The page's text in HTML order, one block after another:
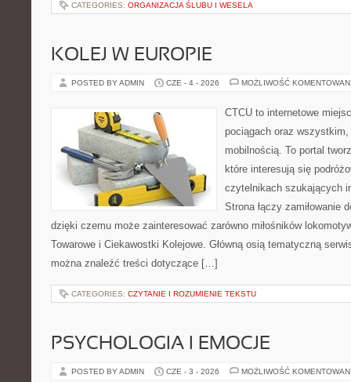
CATEGORIES: ORGANIZACJA ŚLUBU I WESELA
KOLEJ W EUROPIE
POSTED BY ADMIN CZE - 4 - 2026 MOŻLIWOŚĆ
CTCU to internetowe
pociągach oraz
mobilnością. To portal
które interesują się
czytelnikach szukających
Strona łączy zamiłowanie
dzięki czemu może zainteresować zarówno miłośników
Towarowe i Ciekawostki Kolejowe. Główną osią tematyczną
można znaleźć treści dotyczące […]
CATEGORIES: CZYTANIE I ROZUMIENIE TEKSTU
PSYCHOLOGIA I EMOCJE
POSTED BY ADMIN CZE - 3 - 2026 MOŻLIWOŚĆ